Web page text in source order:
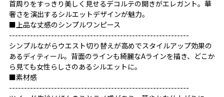
首周りをすっきり美しく見せるデコルテの開きがエレガント。華
奢さを演出するシルエットデザインが魅力。
■上品な丈感のシンプルワンピース
------------------------------------------------------------
シンプルながらウエスト切り替えが高めでスタイルアップ効果の
あるディティール。背面のラインも綺麗なAラインを描き、どこか
ら見ても女性らしさのあるシルエットに。
■素材感
------------------------------------------------------------